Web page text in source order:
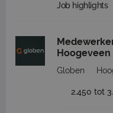
Job highlights
Hoogeveen
Globen
2.450 tot